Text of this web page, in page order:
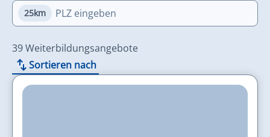
25km
39 Weiterbildungsangebote
Sortieren nach